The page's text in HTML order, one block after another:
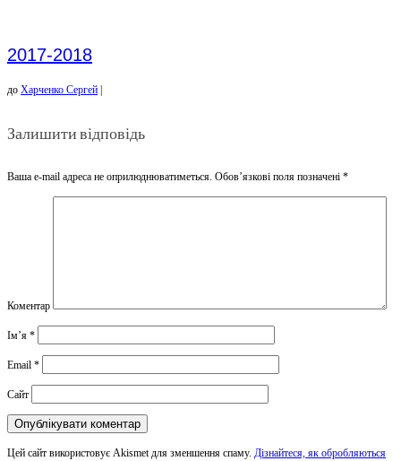
2017-2018
до Харченко Сергей
Залишити відповідь
Ваша e-mail адреса не оприлюднюватиметься. Обов’язкові поля позначені *
Коментар
Ім’я *
Email *
Сайт
Цей сайт використовує Akismet для зменшення спаму. Дізнайтеся, як обробляються